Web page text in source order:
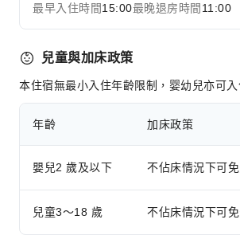
上網服務
旅遊票務服務
快速入住退房
日用品配送服務
24 小時櫃檯
公共區域監控
展開全部
最早入住時間15:00最晚退房時間 11:00
兒童與加床政策
本住宿無最小入住年齡限制，婴幼兒亦可入
年齡 加床政策
嬰兒2 歲及以下 不佔床情況下可
兒童3～18 歲 不佔床情況下可